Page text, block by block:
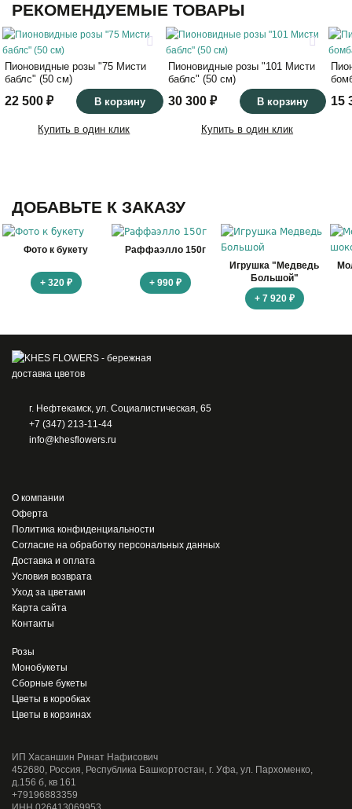
РЕКОМЕНДУЕМЫЕ ТОВАРЫ
Пионовидные розы "75 Мисти
баблс" (50 см)
22 500 ₽ В корзину
Купить в один клик
Пионовидные розы "101 Мисти
баблс" (50 см)
30 300 ₽ В корзину
Купить в один клик
15
ДОБАВЬТЕ К ЗАКАЗУ
Фото к букету
+ 320 ₽
Раффаэлло 150г
+ 990 ₽
Игрушка "Медведь
Большой"
+ 7 920 ₽
г. Нефтекамск, ул. Социалистическая, 65
+7 (347) 213-11-44
info@khesflowers.ru
О компании
Оферта
Политика конфиденциальности
Согласие на обработку персональных данных
Доставка и оплата
Условия возврата
Уход за цветами
Карта сайта
Контакты
Розы
Монобукеты
Сборные букеты
Цветы в коробках
Цветы в корзинах
ИП Хасаншин Ринат Нафисович
452680, Россия, Республика Башкортостан, г. Уфа, ул. Пархоменко,
д.156 б, кв 161
+79196883359